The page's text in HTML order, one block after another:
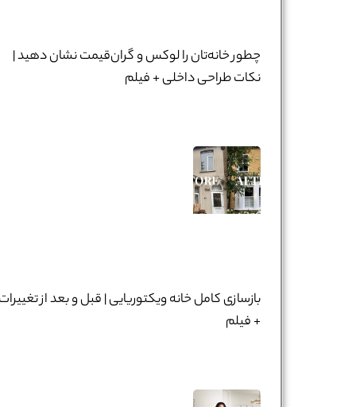
چطور خانه‌تان را لوکس و گران‌قیمت نشان دهید |
نکات طراحی داخلی + فیلم
بازسازی کامل خانه ویکتوریایی | قبل و بعد از
+ فیلم